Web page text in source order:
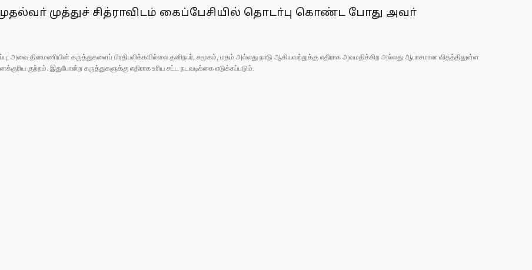
முதல்வா் முத்துச் சித்ராவிடம் கைப்பேசியில் தொடா்பு கொண்ட போது அவா்
அவை தினமணியின் கருத்துகளைப் பிரதிபலிக்கவில்லை.தனிநபர், சமூகம், மதம் அல்லது நாடு ஆகியவற்றுக்கு எதிராக அவமதிக்கிற அல்லது ஆபாசமான விதத்திலுள்ள
குற்றம். இதுபோன்ற கருத்துகளுக்கு எதிராக உரிய சட்ட நடவடிக்கை எடுக்கப்படும்.